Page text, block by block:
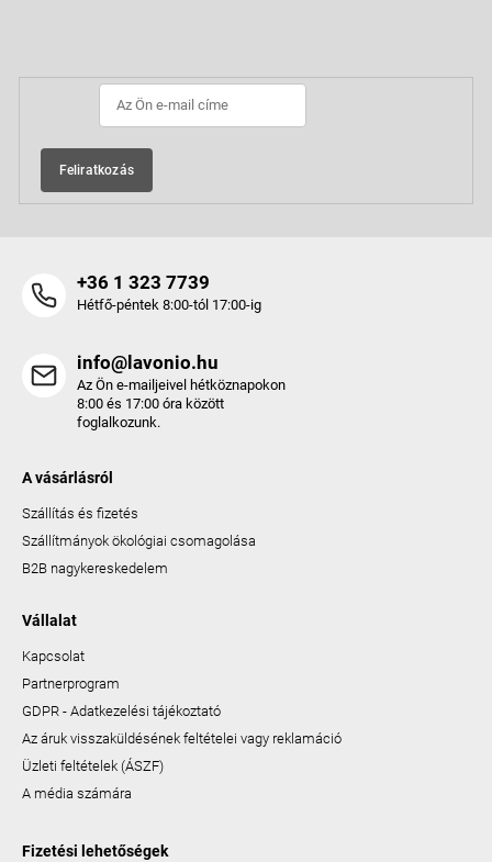
Feliratkozás
+36 1 323 7739
Hétfő-péntek 8:00-tól 17:00-ig
info@lavonio.hu
Az Ön e-mailjeivel hétköznapokon
8:00 és 17:00 óra között
foglalkozunk.
A vásárlásról
Szállítás és fizetés
Szállítmányok ökológiai csomagolása
B2B nagykereskedelem
Vállalat
Kapcsolat
Partnerprogram
GDPR - Adatkezelési tájékoztató
Az áruk visszaküldésének feltételei vagy reklamáció
Üzleti feltételek (ÁSZF)
A média számára
Fizetési lehetőségek